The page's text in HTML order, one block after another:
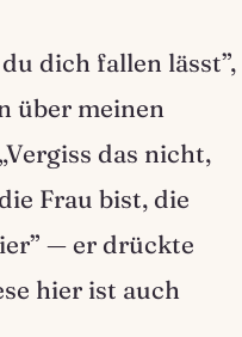
dich fallen lässt”,
über meinen
das nicht,
Frau bist, die
— er drückte
hier ist auch